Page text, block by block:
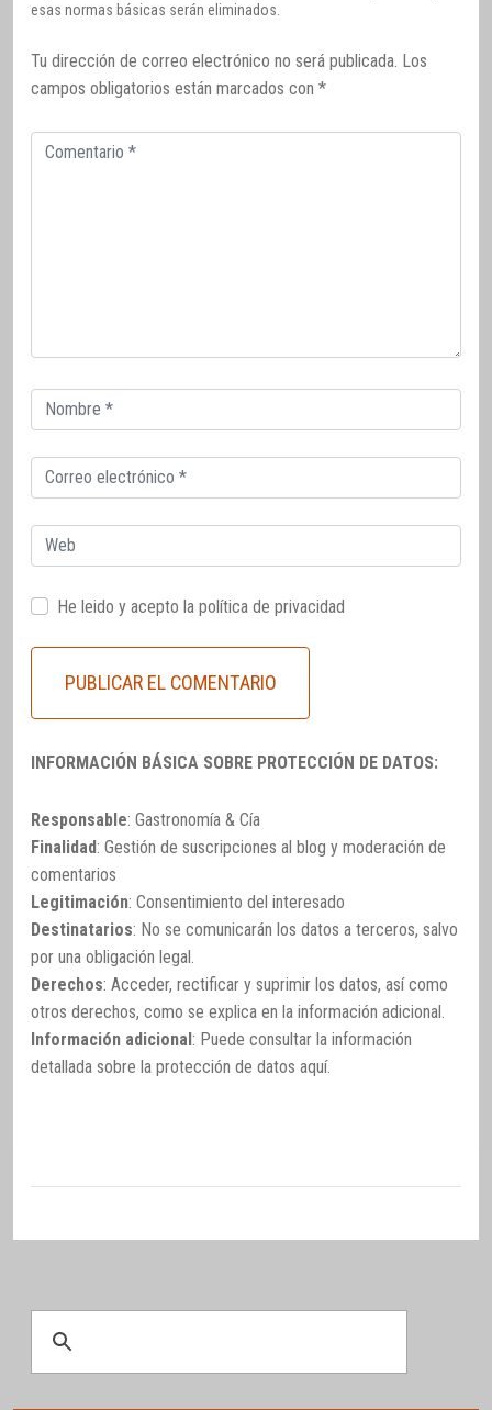
esas normas básicas serán eliminados.
Tu dirección de correo electrónico no será publicada. Los
campos obligatorios están marcados con *
Comentario
Correo
electrónico
Correo
electrónico
Web
He leido y acepto la política de privacidad
INFORMACIÓN BÁSICA SOBRE PROTECCIÓN DE DATOS:
Responsable: Gastronomía & Cía
Finalidad: Gestión de suscripciones al blog y moderación de
comentarios
Legitimación: Consentimiento del interesado
Destinatarios: No se comunicarán los datos a terceros, salvo
por una obligación legal.
Derechos: Acceder, rectificar y suprimir los datos, así como
otros derechos, como se explica en la información adicional.
Información adicional : Puede consultar la información
detallada sobre la protección de datos aquí.